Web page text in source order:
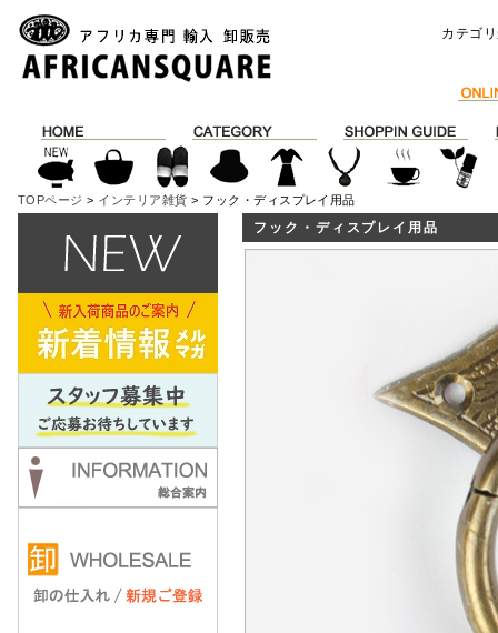
カテゴ
TOPページ > インテリア雑貨 > フック・ディスプレイ用品
フック・ディスプレイ用品